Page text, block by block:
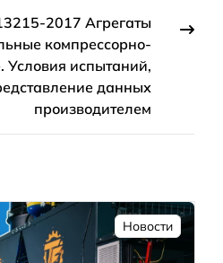
2017 Агрегаты
компрессорно-
Условия испытаний,
данных
производителем
Новости